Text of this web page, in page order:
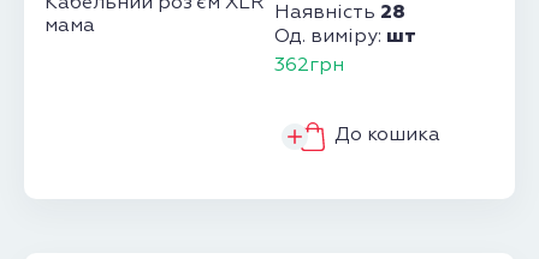
Наявність 28
Од. виміру: шт
362грн
До кошика